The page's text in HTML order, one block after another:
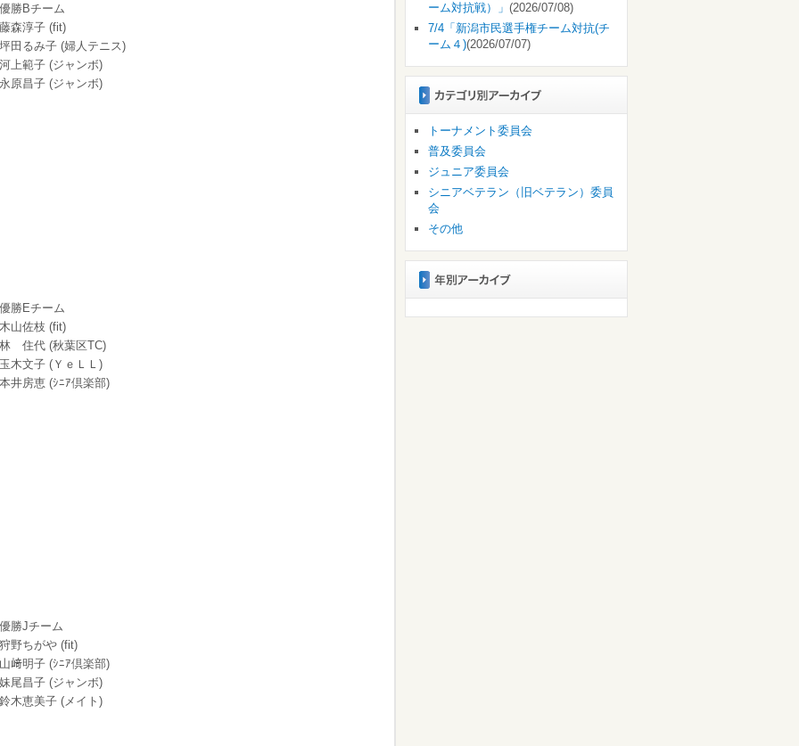
優勝Bチーム
藤森淳子 (fit)
坪田るみ子 (婦人テニス)
河上範子 (ジャンボ)
永原昌子 (ジャンボ)
優勝Eチーム
木山佐枝 (fit)
林 住代 (秋葉区TC)
玉木文子 (ＹｅＬＬ)
本井房恵 (ｼﾆｱ倶楽部)
優勝Jチーム
狩野ちがや (fit)
山﨑明子 (ｼﾆｱ倶楽部)
妹尾昌子 (ジャンボ)
鈴木恵美子 (メイト)
ーム対抗戦）」 (2026/07/08)
7/4「新潟市民選手権チーム対抗(チ
ーム４)(2026/07/07)
トーナメント委員会
普及委員会
ジュニア委員会
シニアベテラン（旧ベテラン）委員
会
その他